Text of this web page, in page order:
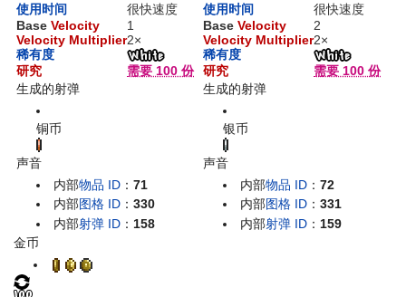
使用时间
很快速度
Base Velocity
1
Velocity Multiplier2×
稀有度
研究
需要 100 份
生成的射弹
铜币
声音
内部物品 ID ：71
内部图格 ID ：330
内部射弹 ID ： 158
使用时间
很快速度
Base Velocity
2
Velocity Multiplier2×
稀有度
研究
需要 100 份
生成的射弹
银币
声音
内部物品 ID ：72
内部图格 ID ：331
内部射弹 ID ： 159
金币